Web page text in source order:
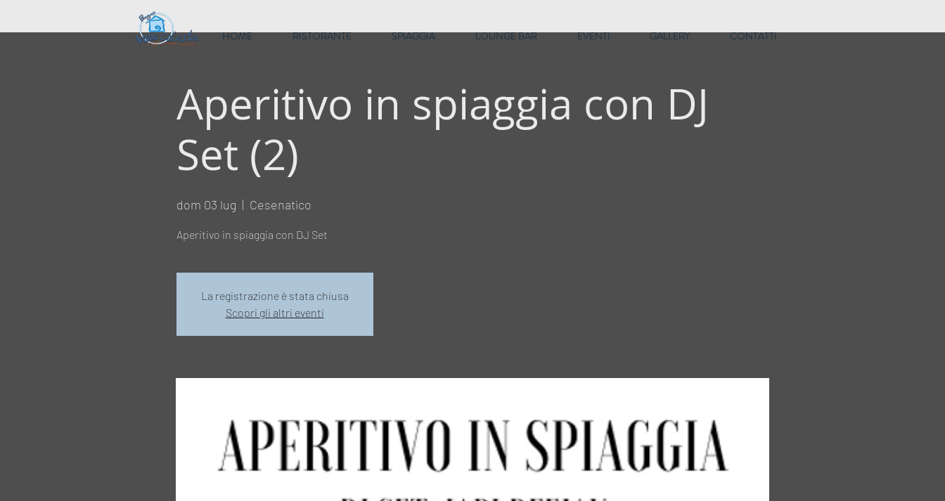
HOME RISTORANTE SPIAGGIA LOUNGE BAR EVENTI GALLERY CONTATTI
Aperitivo in spiaggia con DJ
Set (2)
dom 03 lug
  |
Cesenatico
Aperitivo in spiaggia con DJ Set
La registrazione è stata chiusa
Scopri gli altri eventi